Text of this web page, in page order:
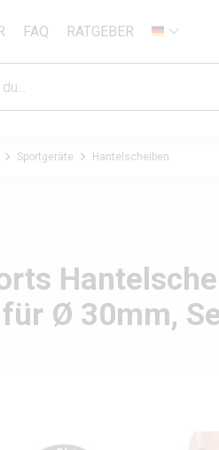
FAQ RATGEBER DE
Sportgeräte Hantelscheiben
Ø 30mm,